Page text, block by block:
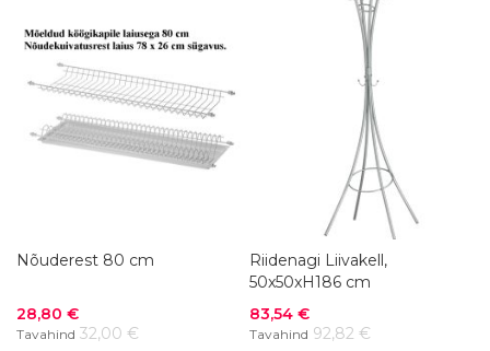
Nõuderest 80 cm
Soodushind
28,80 €
Tavahind 32,00 €
Riidenagi Liivakell,
50x50xH186 cm
Soodushind
83,54 €
Tavahind 92,82 €